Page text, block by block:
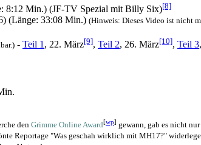
8:12 Min.) (JF-TV Spezial mit Billy Six)[8]
(Länge: 33:08 Min.) (Hinweis: Dieses Video ist nicht
- Teil 1 , 22. März[9], Teil 2, 26. März[10], Teil 3
den Grimme Online Award[wp] gewann, gab es nicht
Reportage "Was geschah wirklich mit MH17?"